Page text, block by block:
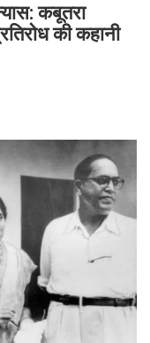
कबूतरा
की कहानी